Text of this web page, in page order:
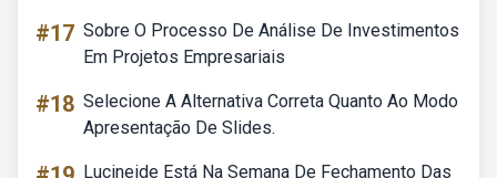
#17 Sobre O Processo De Análise De Investimentos
Em Projetos Empresariais
#18 Selecione A Alternativa Correta Quanto Ao Modo
Apresentação De Slides.
Lucineide Está Na Semana De Fechamento Das